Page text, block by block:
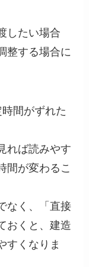
したい場合
整する場合に
間がずれた
れば読みやす
間が変わるこ
なく、「直接
おくと、建造
すくなりま